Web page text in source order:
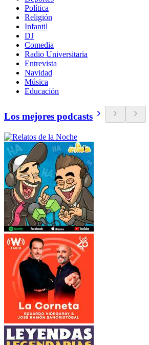
Política
Religión
Infantil
DJ
Comedia
Radio Universitaria
Entrevista
Navidad
Música
Educación
Los mejores podcasts